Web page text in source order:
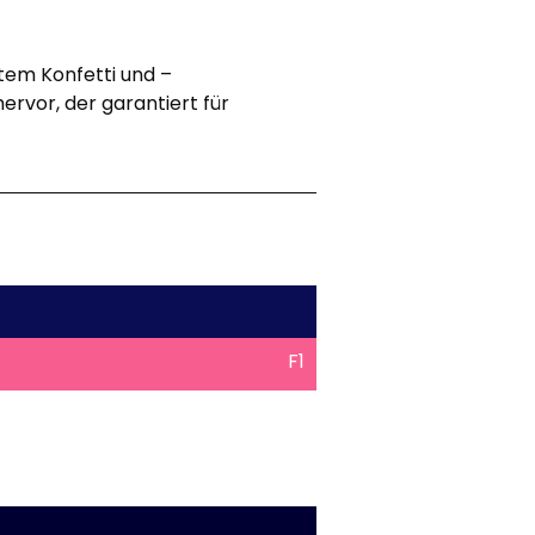
Konfetti und –
der garantiert für
F1